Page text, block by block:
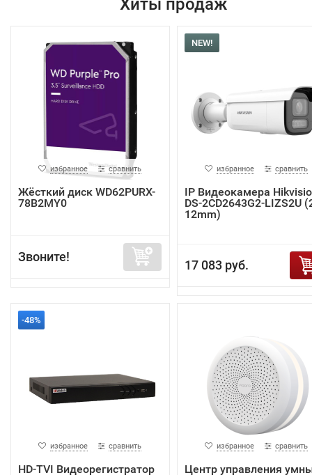
Хиты продаж
избранное сравнить
Жёсткий диск WD62PURX-
78B2MY0
Звоните!
NEW!
избранное сравнить
IP Видеокамера
DS-2CD2643G2-LIZS2U
12mm)
17 083 руб.
-48%
избранное сравнить
HD-TVI Видеорегистратор
избранное сравнить
Центр управления